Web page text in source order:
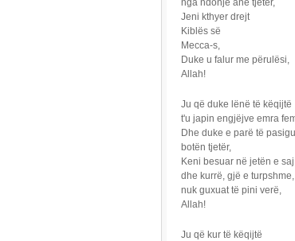
nga ndonjë anë tjetër,
Jeni kthyer drejt
Kiblës së
Mecca-s,
Duke u falur me përulësi,
Allah!
Ju që duke lënë të këqijtë
t'u japin engjëjve emra
Dhe duke e parë të
botën tjetër,
Keni besuar në jetën e
dhe kurrë, gjë e turpshme,
nuk guxuat të pini verë,
Allah!
Ju që kur të këqijtë